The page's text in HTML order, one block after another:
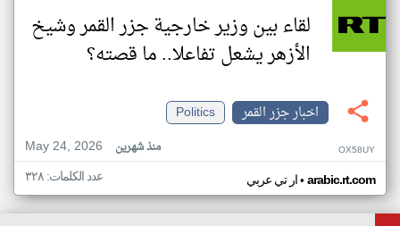
لقاء بين وزير خارجية جزر القمر وشيخ
الأزهر يشعل تفاعلا.. ما قصته؟
اخبار جزر القمر
Politics
May 24, 2026
منذ شهرين OX58UY
ار تي عربي• arabic.rt.com عدد الكلمات: ٣٢٨